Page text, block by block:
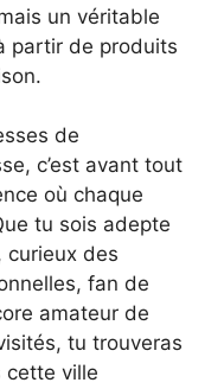
un véritable
partir de produits
de
c’est avant tout
où chaque
tu sois adepte
curieux des
fan de
amateur de
tu trouveras
cette ville